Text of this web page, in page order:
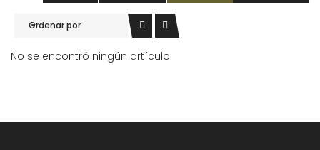
Ordenar por
No se encontró ningún artículo